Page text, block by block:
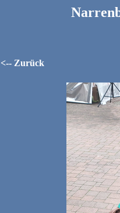
<-- Zurück